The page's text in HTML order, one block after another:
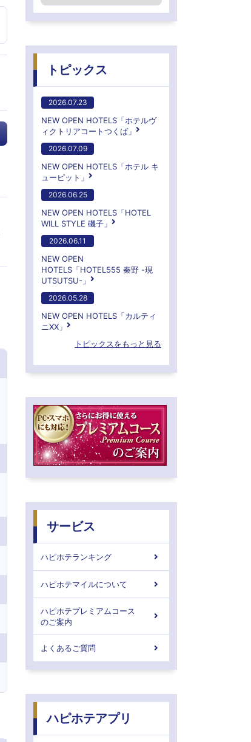
トピックス
2026.07.23
NEW OPEN HOTELS「ホテルヴ
ィクトリアコートつくば」
2026.07.09
NEW OPEN HOTELS「ホテル キ
ューピット」
2026.06.25
NEW OPEN HOTELS「HOTEL
WILL STYLE 磯子」
2026.06.11
NEW OPEN
HOTELS「HOTEL555 秦野 -現
UTSUTSU-」
2026.05.28
NEW OPEN HOTELS「カルティ
ニXX」
トピックスをもっと見る
サービス
ハピホテランキング
ハピホテマイルについて
ハピホテプレミアムコース
のご案内
よくあるご質問
ハピホテアプリ